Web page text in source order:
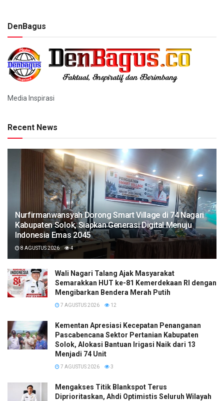
DenBagus
Media Inspirasi
Recent News
Nurfirmanwansyah Dorong Smart Village di 74 Nagari
Kabupaten Solok, Siapkan Generasi Digital Menuju
Indonesia Emas 2045
8 AGUSTUS 2026 4
Wali Nagari Talang Ajak Masyarakat
Semarakkan HUT ke-81 Kemerdekaan RI dengan
Mengibarkan Bendera Merah Putih
7 AGUSTUS 2026 12
Kementan Apresiasi Kecepatan Penanganan
Pascabencana Sektor Pertanian Kabupaten
Solok, Alokasi Bantuan Irigasi Naik dari 13
Menjadi 74 Unit
7 AGUSTUS 2026 3
Mengakses Titik Blankspot Terus
Diprioritaskan, Ahdi Optimistis Seluruh Wilayah